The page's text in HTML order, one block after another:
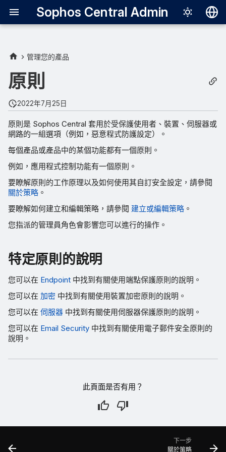
Sophos Central Admin
Italiano
日本語
中文（繁體）
管理您的產品
原則
2022年7月25日
原則是 Sophos Central 套用於受保護使用者、裝置、伺服器或
網路的一組選項（例如，惡意程式防護設定）。
每個產品或產品中的某個功能都有一個原則。
例如，應用程式控制功能有一個原則。
要瞭解原則的工作原理以及如何使用其自訂安全設定，請參閱
關於策略 。
要瞭解如何建立和編輯策略，請參閱 建立或編輯策略 。
您指派的管理員角色會影響您可以進行的操作。
特定原則的說明
您可以在 Endpoint 中找到有關使用端點保護原則的說明。
您可以在 加密 中找到有關使用裝置加密原則的說明。
您可以在 伺服器 中找到有關使用伺服器保護原則的說明。
您可以在 Email Security 中找到有關使用電子郵件安全原則的
說明。
此頁面是否有用？
下一步
關於策略